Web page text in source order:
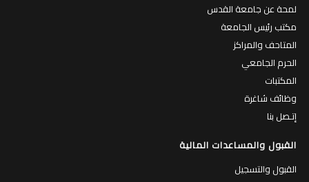
لمحة عن جامعة القدس
مكتب رئيس الجامعة
المتاحف والمراكز
الحرم الجامعي
المكتبات
وظائف شاغرة
إتـصل بنا
القبول والمساعدات المالية
القبول والتسجيل